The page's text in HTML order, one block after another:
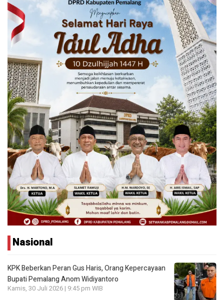
Nasional
KPK Beberkan Peran Gus Haris, Orang Kepercayaan
Bupati Pemalang Anom Widiyantoro
Kamis, 30 Juli 2026 | 9:45 pm WIB